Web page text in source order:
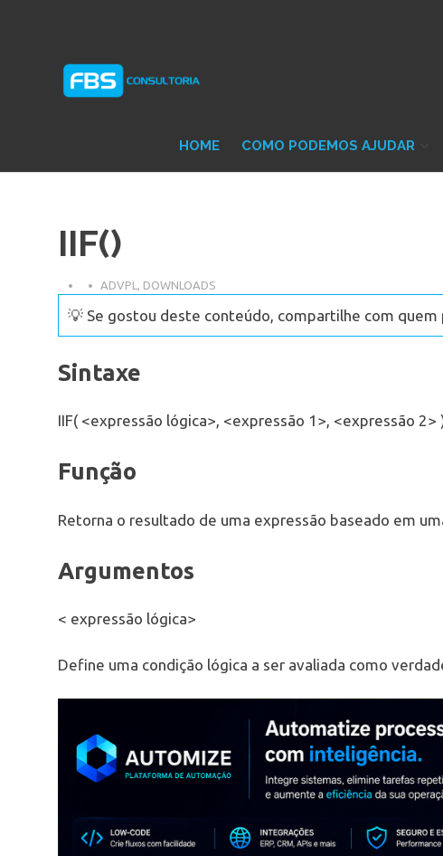
Protheus
TOTVS
HOME COMO PODEMOS AJUDAR
IIF()
ADVPL DOWNLOADS
💡 Se gostou deste conteúdo, compartilhe com quem
Sintaxe
IIF( <expressão lógica>, <expressão 1>, <expressão 2>
Função
Retorna o resultado de uma expressão baseado em
Argumentos
< expressão lógica>
Define uma condição lógica a ser avaliada como